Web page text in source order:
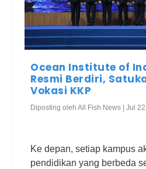
Ocean Institute of
Resmi Berdiri,
Vokasi KKP
Diposting olehAll Fish News |Jul
Ke depan, setiap kampus
pendidikan yang berbeda